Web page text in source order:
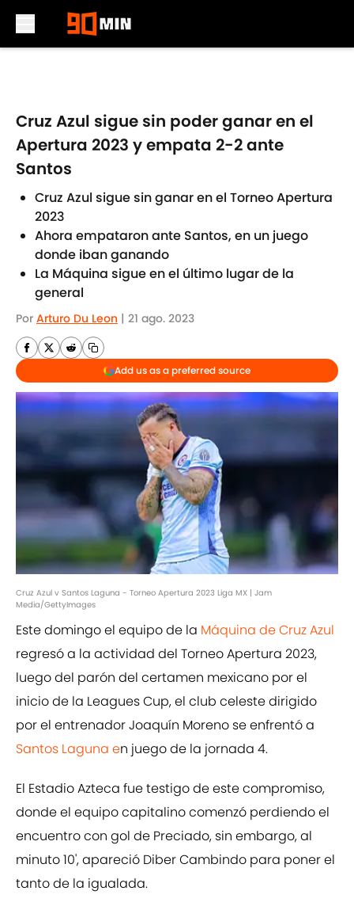
Cruz Azul sigue sin poder ganar en el
Apertura 2023 y empata 2-2 ante
Santos
Cruz Azul sigue sin ganar en el Torneo Apertura
2023
Ahora empataron ante Santos, en un juego
donde iban ganando
La Máquina sigue en el último lugar de la
general
Por Arturo Du Leon | 21 ago. 2023
Add us as a preferred source
Cruz Azul v Santos Laguna - Torneo Apertura 2023 Liga MX | Jam
Media/GettyImages
Este domingo el equipo de la Máquina de Cruz Azul
regresó a la actividad del Torneo Apertura 2023,
luego del parón del certamen mexicano por el
inicio de la Leagues Cup, el club celeste dirigido
por el entrenador Joaquín Moreno se enfrentó a
Santos Laguna en juego de la jornada 4.
El Estadio Azteca fue testigo de este compromiso,
donde el equipo capitalino comenzó perdiendo el
encuentro con gol de Preciado, sin embargo, al
minuto 10', apareció Diber Cambindo para poner el
tanto de la igualada.